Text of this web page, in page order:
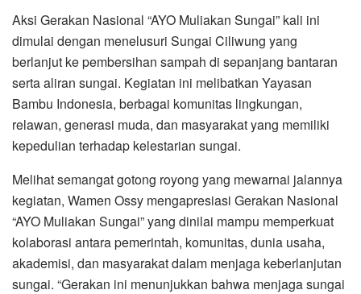
Aksi Gerakan Nasional “AYO Muliakan Sungai” kali ini
dimulai dengan menelusuri Sungai Ciliwung yang
berlanjut ke pembersihan sampah di sepanjang bantaran
serta aliran sungai. Kegiatan ini melibatkan Yayasan
Bambu Indonesia, berbagai komunitas lingkungan,
relawan, generasi muda, dan masyarakat yang memiliki
kepedulian terhadap kelestarian sungai.
Melihat semangat gotong royong yang mewarnai jalannya
kegiatan, Wamen Ossy mengapresiasi Gerakan Nasional
“AYO Muliakan Sungai” yang dinilai mampu memperkuat
kolaborasi antara pemerintah, komunitas, dunia usaha,
akademisi, dan masyarakat dalam menjaga keberlanjutan
sungai. “Gerakan ini menunjukkan bahwa menjaga sungai